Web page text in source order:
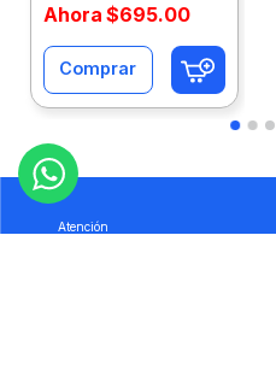
Ahora $695.00
Comprar
Atención